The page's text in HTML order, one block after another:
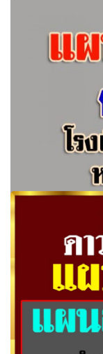
แผนการจัดการเรี
สอคล้องกับหลักสู